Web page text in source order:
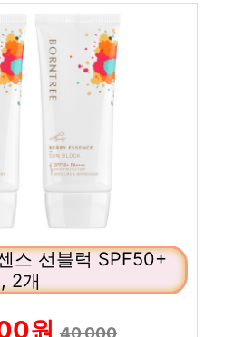
스 선블럭 SPF50+
2개
원 40,000